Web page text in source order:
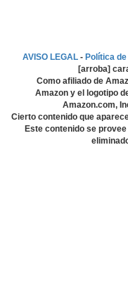
AVISO LEGAL- Política
[arroba]
Como afiliado de
Amazon y el logotipo
Amazon.com,
Cierto contenido que
Este contenido se